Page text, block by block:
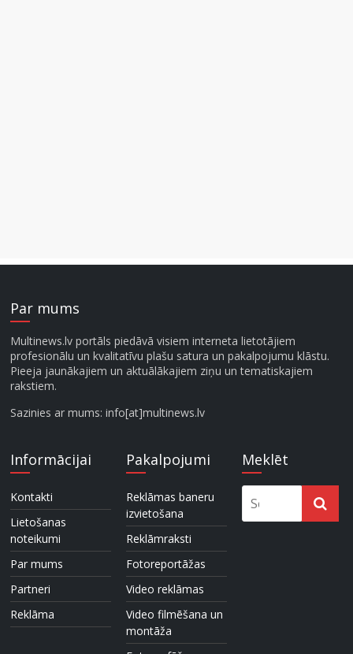
Par mums
Multinews.lv portāls piedāvā visiem interneta lietotājiem
profesionālu un kvalitatīvu plašu satura un pakalpojumu klāstu.
Pieeja jaunākajiem un aktuālākajiem ziņu un tematiskajiem
rakstiem.
Sazinies ar mums: info[at]multinews.lv
Informācijai
Kontakti
Lietošanas
noteikumi
Par mums
Partneri
Reklāma
Pakalpojumi
Reklāmas baneru
izvietošana
Reklāmraksti
Fotoreportāžas
Video reklāmas
Video filmēšana un
montāža
Meklēt